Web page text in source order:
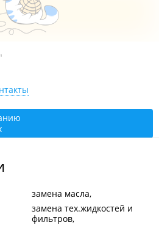
Некрасовская, 23В
замена масла
замена тех.жидкостей и
фильтров